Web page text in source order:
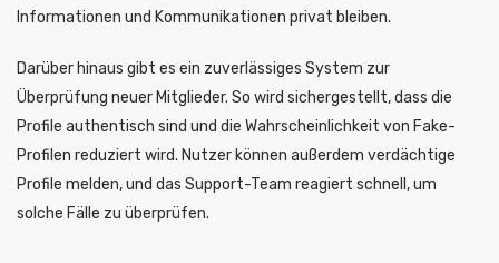
Informationen und Kommunikationen privat bleiben.
Darüber hinaus gibt es ein zuverlässiges System zur
Überprüfung neuer Mitglieder. So wird sichergestellt, dass die
Profile authentisch sind und die Wahrscheinlichkeit von Fake-
Profilen reduziert wird. Nutzer können außerdem verdächtige
Profile melden, und das Support-Team reagiert schnell, um
solche Fälle zu überprüfen.